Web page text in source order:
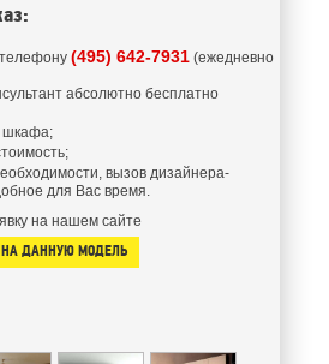
(495) 642-7931 (ежедневно
абсолютно бесплатно
шкафа;
вызов дизайнера-
для Вас время.
на нашем сайте
НА ДАННУЮ МОДЕЛЬ